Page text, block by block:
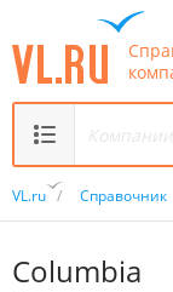
VL.ru / Справочник
Columbia